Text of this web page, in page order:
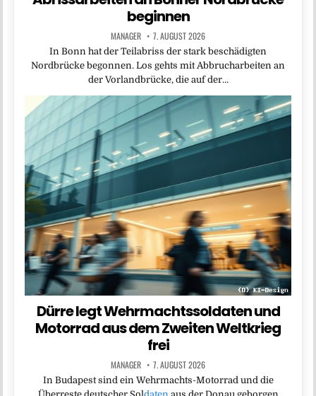
beginnen
MANAGER 7. AUGUST 2026
In Bonn hat der Teilabriss der stark beschädigten
Nordbrücke begonnen. Los gehts mit Abbrucharbeiten an
der Vorlandbrücke, die auf der…
Dürre legt Wehrmachtssoldaten und
Motorrad aus dem Zweiten Weltkrieg
frei
MANAGER 7. AUGUST 2026
In Budapest sind ein Wehrmachts-Motorrad und die